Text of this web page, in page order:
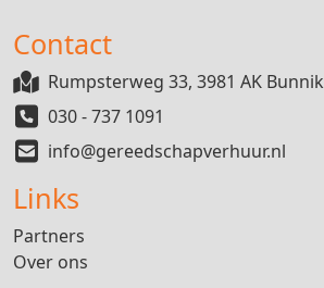
Contact
Rumpsterweg 33, 3981 AK Bunnik
030 - 737 1091
info@gereedschapverhuur.nl
Links
Partners
Over ons